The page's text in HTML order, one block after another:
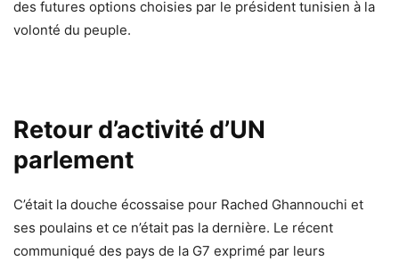
des futures options choisies par le président tunisien à la
volonté du peuple.
Retour d’activité d’UN
parlement
C’était la douche écossaise pour Rached Ghannouchi et
ses poulains et ce n’était pas la dernière. Le récent
communiqué des pays de la G7 exprimé par leurs